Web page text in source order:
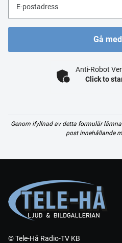
E-postadress
Gå
Anti-Robot
Click to
Genom ifyllnad av detta formulär
post innehållande
© Tele-Hå Radio-TV KB